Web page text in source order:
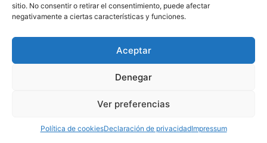
sitio. No consentir o retirar el consentimiento, puede afectar
negativamente a ciertas características y funciones.
Aceptar
Denegar
Ver preferencias
Política de cookiesDeclaración de privacidadImpressum
910 607 564
derechos reservados